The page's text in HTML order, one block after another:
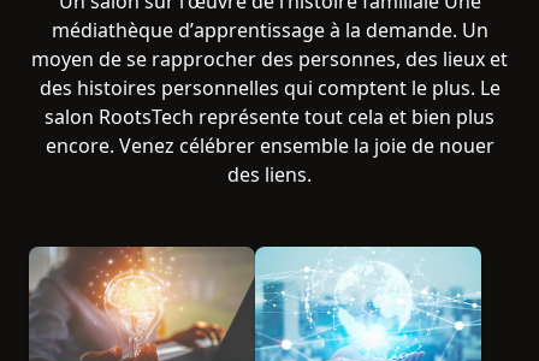
médiathèque d’apprentissage à la demande. Un
moyen de se rapprocher des personnes, des lieux et
des histoires personnelles qui comptent le plus. Le
salon RootsTech représente tout cela et bien plus
encore. Venez célébrer ensemble la joie de nouer
des liens.